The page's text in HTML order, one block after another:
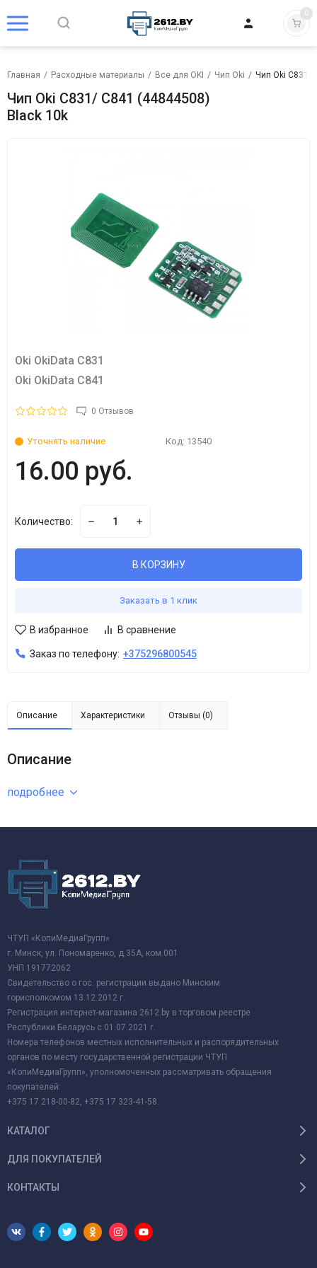
0
Главная / Расходные материалы / Все для OKI / Чип Oki / Чип Oki C831/
Чип Oki C831/ C841 (44844508)
Black 10k
Oki OkiData C831
Oki OkiData C841
0 Отзывов
Уточнять наличие Код: 13540
16.00 руб.
Количество:
В КОРЗИНУ
Заказать в 1 клик
В избранное В сравнение
Заказ по телефону: +375296800545
Описание Характеристики Отзывы (0)
Описание
подробнее
ЧТУП «КопиМедиаГрупп»
г. Минск, ул. Пономаренко, д.35А, ком.001
УНП 191772062
Свидетельство о гос. регистрации выдано Минским
горисполкомом 13.12.2012 г.
Регистрация интернет-магазина 2612.by в торговом реестре
Республики Беларусь с 01.07.2021 г.
Номера телефонов местных исполнительных и распорядительных
органов по месту государственной регистрации ЧТУП
«КопиМедиаГрупп», уполномоченных рассматривать обращения
покупателей:
+375 17 218-00-82, +375 17 323-41-58.
КАТАЛОГ
ДЛЯ ПОКУПАТЕЛЕЙ
КОНТАКТЫ